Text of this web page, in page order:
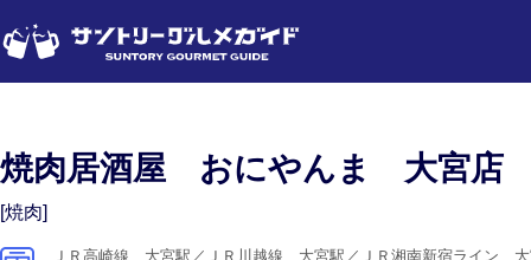
焼肉居酒屋 おにやんま 大宮店
[焼肉]
ＪＲ高崎線 大宮駅／ＪＲ川越線 大宮駅／ＪＲ湘南新宿ライン